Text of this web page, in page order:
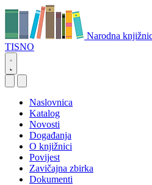
Narodna
TISNO
Naslovnica
Katalog
Novosti
Događanja
O knjižnici
Povijest
Zavičajna zbirka
Dokumenti